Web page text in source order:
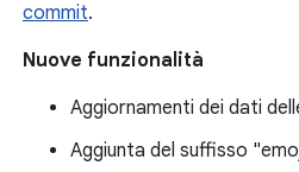
commit.
Nuove funzionalità
Aggiornamenti dei dati
Aggiunta del suffisso